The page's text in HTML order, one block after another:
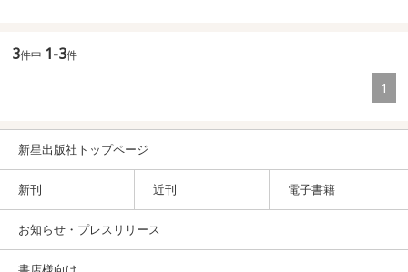
3件中 1-3件
1
新星出版社トップページ
新刊 近刊 電子書籍
お知らせ・プレスリリース